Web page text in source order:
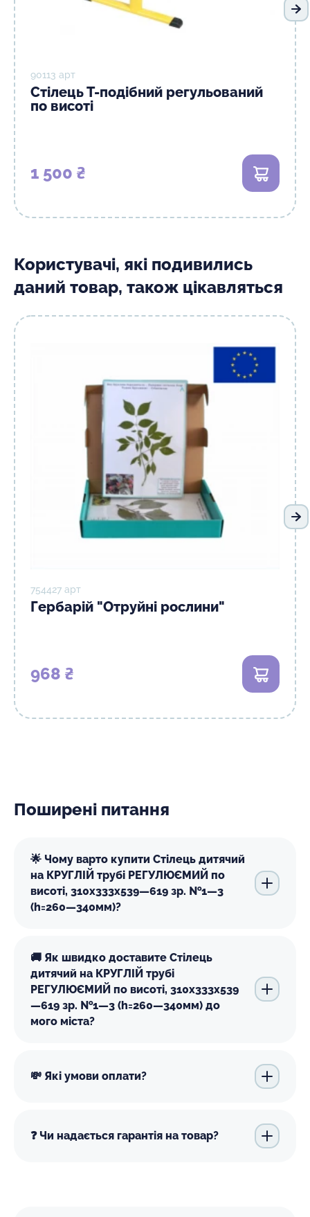
90113 арт
Стілець Т-подібний регульований
по висоті
1 500 ₴ В кошик
Користувачі, які подивились
даний товар, також цікавляться
754427 арт
Гербарій "Отруйні рослини"
968 ₴ В кошик
Поширені питання
🌟 Чому варто купити Стілець дитячий
на КРУГЛІЙ трубі РЕГУЛЮЄМИЙ по
висоті, 310х333х539—619 зр. №1—3
(h=260—340мм)?
🚚 Як швидко доставите Стілець
дитячий на КРУГЛІЙ трубі
РЕГУЛЮЄМИЙ по висоті, 310х333х539
—619 зр. №1—3 (h=260—340мм) до
мого міста?
💸 Які умови оплати?
❓ Чи надається гарантія на товар?